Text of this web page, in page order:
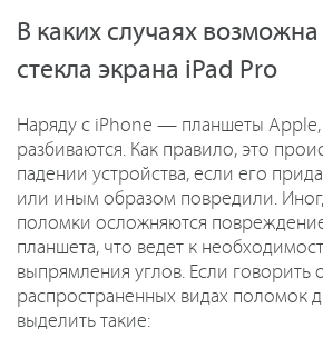
В каких случаях
стекла экрана iPad Pro
Наряду с iPhone — планшеты Apple,
разбиваются. Как правило, это
падении устройства, если его
или иным образом повредили.
поломки осложняются
планшета, что ведет к
выпрямления углов. Если говорить
распространенных видах поломок
выделить такие: